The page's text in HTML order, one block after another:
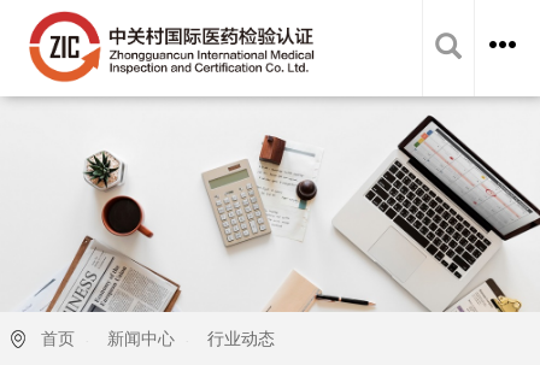
首页 新闻中心 行业动态